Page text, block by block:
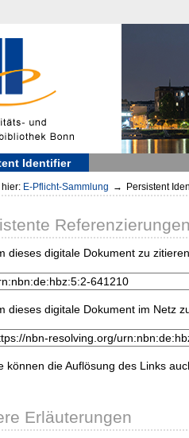
Identifier
E-Pflicht-Sammlung → Persistent
Referenzierungen
dieses digitale Dokument zu
dieses digitale Dokument im Netz
können die Auflösung des Links
Erläuterungen